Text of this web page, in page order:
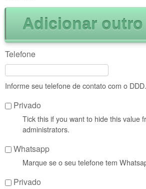
Telefone
Informe seu telefone de contato com o DDD.
Privado
Tick this if you want to hide this value
administrators.
Whatsapp
Marque se o seu telefone tem
Privado